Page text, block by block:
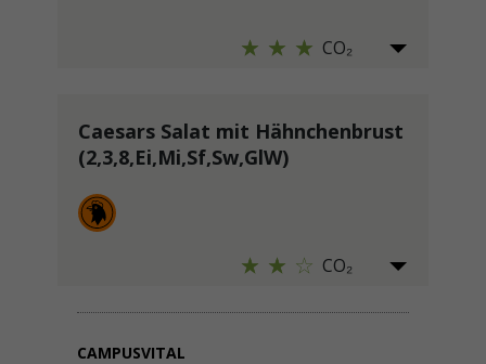
CO₂
Caesars Salat mit Hähnchenbrust
(2,3,8,Ei,Mi,Sf,Sw,GlW)
CO₂
CAMPUSVITAL